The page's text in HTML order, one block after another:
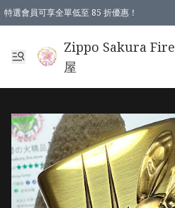
特選會員可享全單低至 85 折優惠！
Zippo Sakura Fire 精品
屋